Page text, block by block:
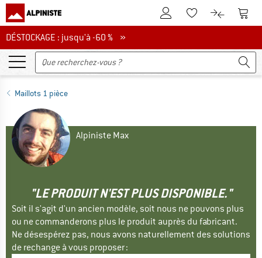
Vers le compte client
Vers la liste
Vers le
DÉSTOCKAGE : jusqu'à -60 %
DÉSTOCKAGE : jusqu'à -60 % »
Maillots 1 pièce
Alpiniste Max
"LE PRODUIT N'EST PLUS DISPONIBLE."
Soit il s'agit d'un ancien modèle, soit nous ne pouvons plus
ou ne commanderons plus le produit auprès du fabricant.
Ne désespérez pas, nous avons naturellement des solutions
de rechange à vous proposer :